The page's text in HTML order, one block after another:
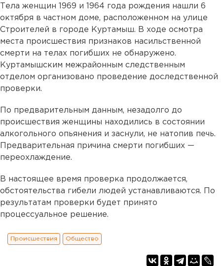
Тела женщин 1969 и 1964 года рождения нашли 6
октября в частном доме, расположенном на улице
Строителей в городе Куртамыш. В ходе осмотра
места происшествия признаков насильственной
смерти на телах погибших не обнаружено.
Куртамышским межрайонным следственным
отделом организовано проведение доследственной
проверки.
По предварительным данным, незадолго до
происшествия женщины находились в состоянии
алкогольного опьянения и заснули, не натопив печь.
Предварительная причина смерти погибших —
переохлаждение.
В настоящее время проверка продолжается,
обстоятельства гибели людей устанавливаются. По
результатам проверки будет принято
процессуальное решение.
Происшествия Общество